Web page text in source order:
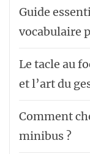
Guide
vocabulaire
Le tacle au
et l’art du
Comment
minibus ?